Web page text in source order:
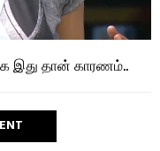
இது தான் காரணம்..